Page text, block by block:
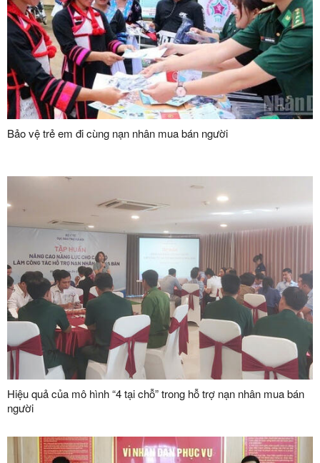
Bảo vệ trẻ em đi cùng nạn nhân mua bán người
Hiệu quả của mô hình “4 tại chỗ” trong hỗ trợ nạn nhân mua bán
người